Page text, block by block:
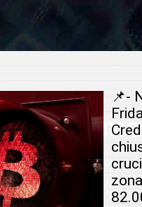
📌-